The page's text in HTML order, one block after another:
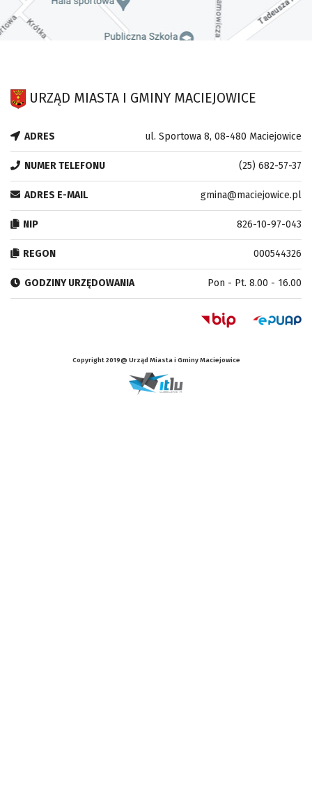
URZĄD MIASTA I GMINY MACIEJOWICE
ADRES ul. Sportowa 8, 08-480 Maciejowice
NUMER TELEFONU (25) 682-57-37
ADRES E-MAIL gmina@maciejowice.pl
NIP 826-10-97-043
REGON 000544326
GODZINY URZĘDOWANIA Pon - Pt. 8.00 - 16.00
Copyright 2019@ Urząd Miasta i Gminy Maciejowice